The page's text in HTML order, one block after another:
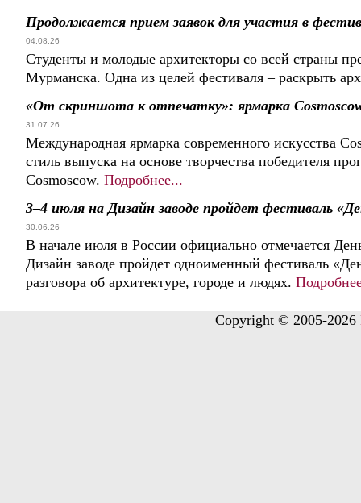
Продолжается прием заявок для участия в
04.08.26
Студенты и молодые архитекторы со всей страны
Мурманска. Одна из целей фестиваля – раскрыть
«От скриншота к отпечатку»: ярмарка
31.07.26
Международная ярмарка современного искусства
стиль выпуска на основе творчества победителя
Cosmoscow. Подробнее...
3–4 июля на Дизайн заводе пройдет фестиваль
30.06.26
В начале июля в России официально отмечается
Дизайн заводе пройдет одноименный фестиваль
разговора об архитектуре, городе и людях.
Copyright © 2005-2026